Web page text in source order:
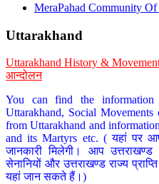
MeraPahad Community
Uttarakhand
Uttarakhand History &
आन्दोलन
You can find the
Uttarakhand, Social
from Uttarakhand and
and its Martyrs etc. ( यहां पर
जानकारी मिलेगी। आप
सेनानियों और उत्तराखण्ड राज्य
यहां जान सकते हैं।)